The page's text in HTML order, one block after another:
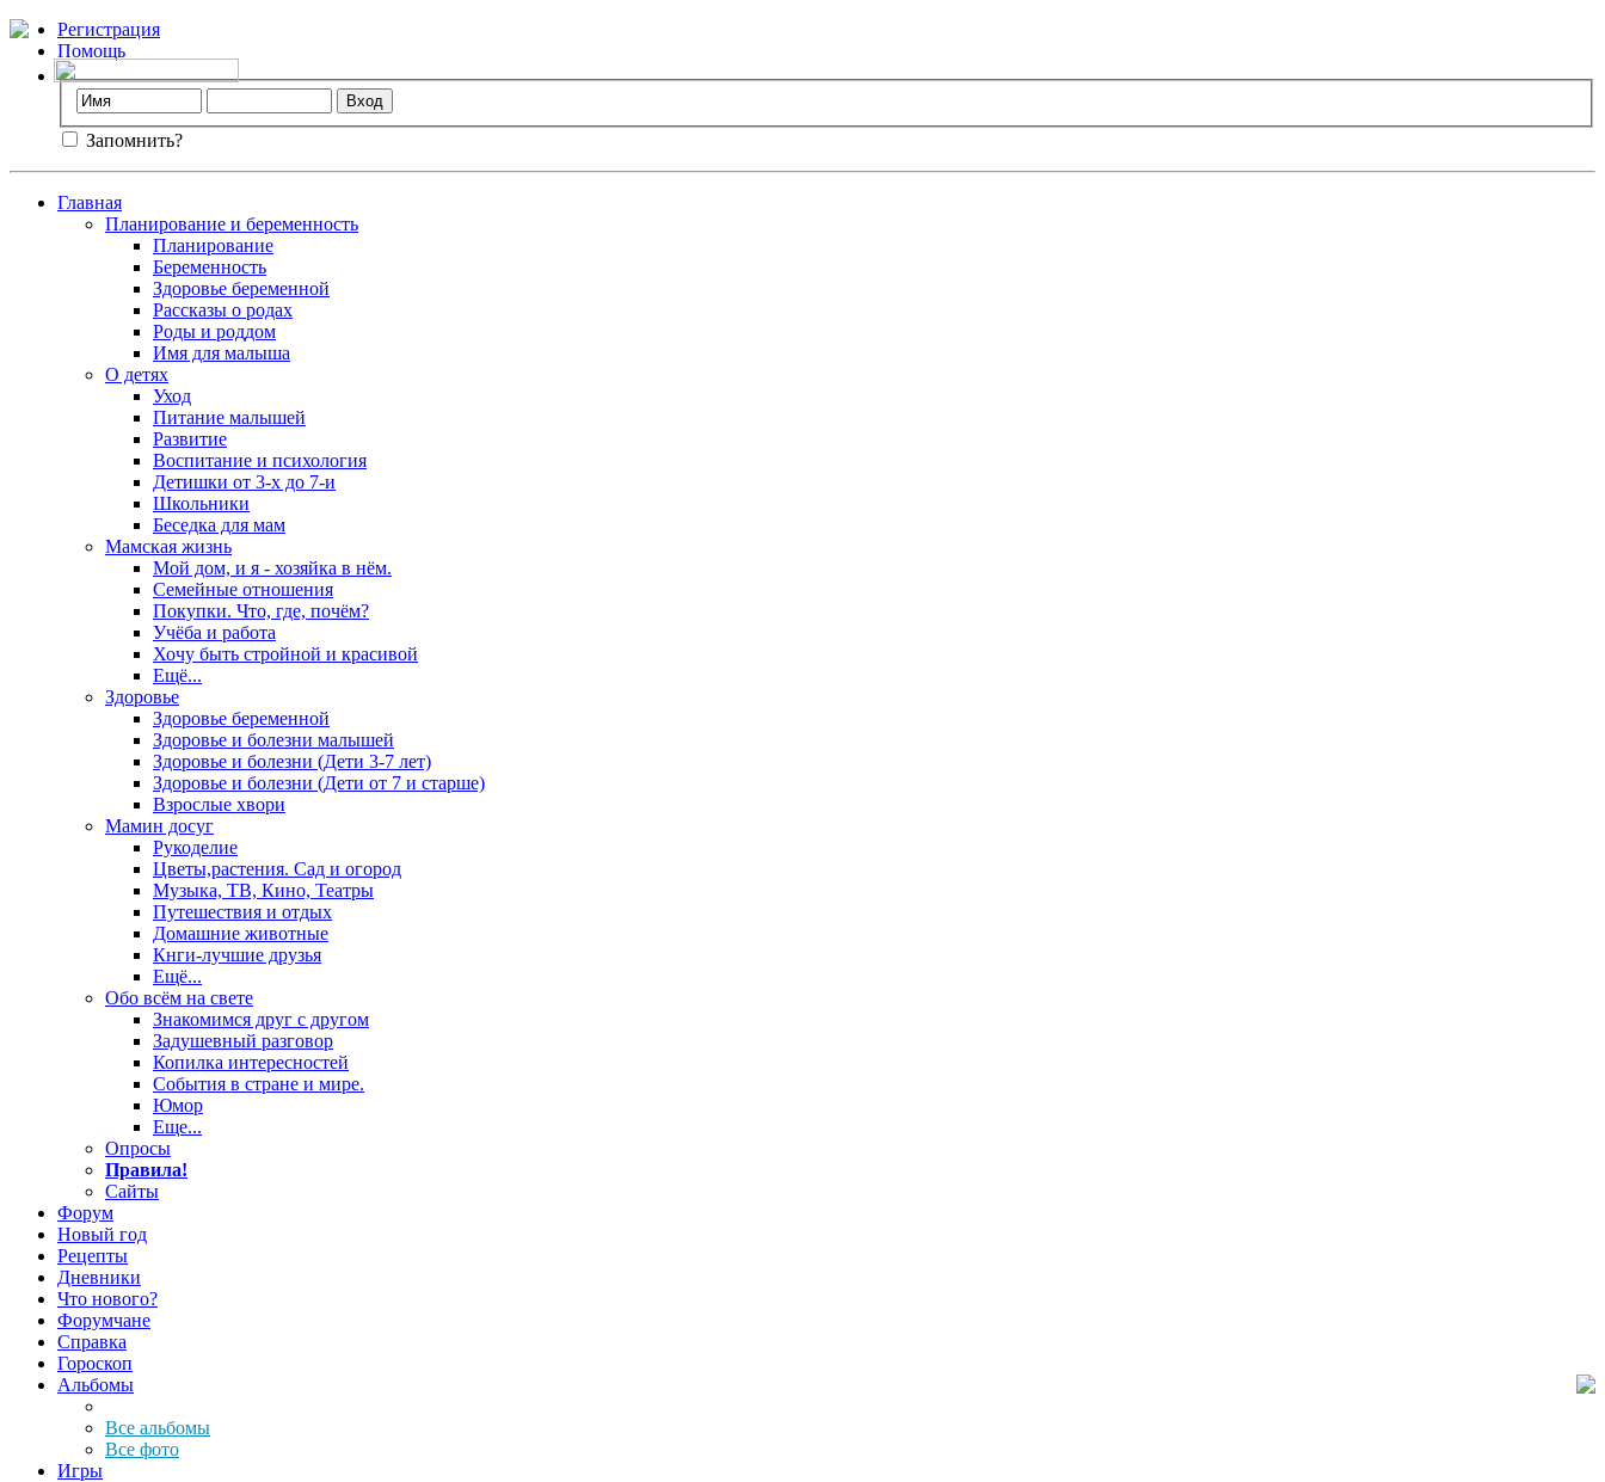
Регистрация
Помощь
Запомнить?
Главная
Планирование и беременность
Планирование
Беременность
Здоровье беременной
Рассказы о родах
Роды и роддом
Имя для малыша
О детях
Уход
Питание малышей
Развитие
Воспитание и психология
Детишки от 3-х до 7-и
Школьники
Беседка для мам
Мамская жизнь
Мой дом, и я - хозяйка в нём.
Семейные отношения
Покупки. Что, где, почём?
Учёба и работа
Хочу быть стройной и красивой
Ещё...
Здоровье
Здоровье беременной
Здоровье и болезни малышей
Здоровье и болезни (Дети 3-7 лет)
Здоровье и болезни (Дети от 7 и старше)
Взрослые хвори
Мамин досуг
Рукоделие
Цветы,растения. Сад и огород
Музыка, ТВ, Кино, Театры
Путешествия и отдых
Домашние животные
Кнги-лучшие друзья
Ещё...
Обо всём на свете
Знакомимся друг с другом
Задушевный разговор
Копилка интересностей
События в стране и мире.
Юмор
Еще...
Опросы
Правила!
Сайты
Форум
Новый год
Рецепты
Дневники
Что нового?
Форумчане
Справка
Гороскоп
Альбомы
Все альбомы
Все фото
Игры